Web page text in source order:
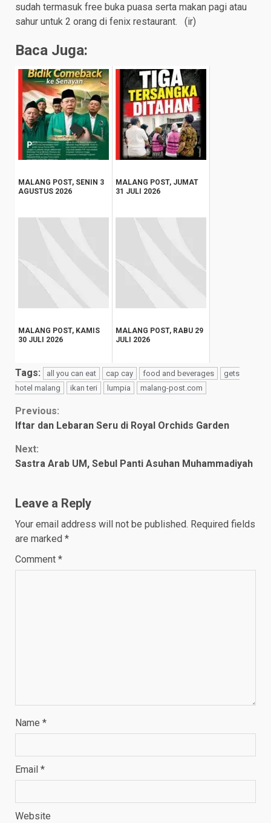
sudah termasuk free buka puasa serta makan pagi atau
sahur untuk 2 orang di fenix restaurant. (ir)
Baca Juga:
MALANG POST, SENIN 3
AGUSTUS 2026
MALANG POST, JUMAT
31 JULI 2026
MALANG POST, KAMIS
30 JULI 2026
MALANG POST, RABU 29
JULI 2026
Tags: all you can eat cap cay food and beverages
gets
hotel malang
ikan teri lumpia malang-post.com
Continue
Previous:
Iftar dan Lebaran Seru di Royal Orchids Garden
Next:
Sastra Arab UM, Sebul Panti Asuhan Muhammadiyah
Leave a Reply
Your email address will not be published. Required fields
are marked *
Comment *
Name *
Email *
Website